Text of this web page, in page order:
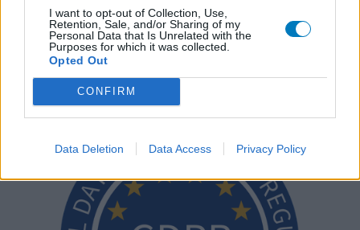
I want to opt-out of Collection, Use,
Retention, Sale, and/or Sharing of my
Personal Data that Is Unrelated with the
Purposes for which it was collected.
Opted Out
CONFIRM
Data Deletion Data Access Privacy Policy
aux utilisateurs et pas celle du propriétaire de ce site web.
N’oubliez-pas que les expériences peuvent varier selon les
individus et que pour tout avis médical, il faut toujours prendre
contact avec votre médecin ou votre pharmacien.